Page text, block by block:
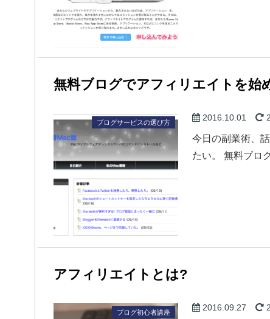
無料ブログでアフィリエイトを始
ブログサービスの選び方 2016.10.01
今日の副業術、
たい。 無料ブロ
アフィリエイトとは?
ブログ初心者講座 2016.09.27